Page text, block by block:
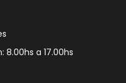
8.00hs a 17.00hs